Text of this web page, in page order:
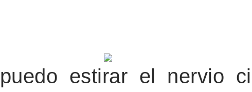
estirar el nervio